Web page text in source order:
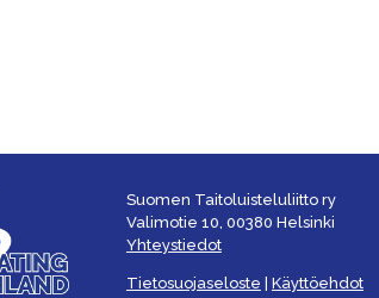
Suomen Taitoluisteluliitto ry
Valimotie 10, 00380 Helsinki
Yhteystiedot
Tietosuojaseloste Käyttöehdot